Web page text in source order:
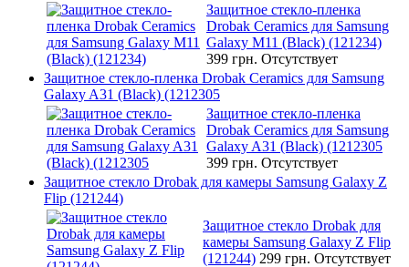
Защитное стекло-пленка
Drobak Ceramics для Samsung
Galaxy M11 (Black) (121234)
399 грн. Отсутствует
Защитное стекло-пленка Drobak Ceramics для Samsung
Galaxy A31 (Black) (1212305
Защитное стекло-пленка
Drobak Ceramics для Samsung
Galaxy A31 (Black) (1212305
399 грн. Отсутствует
Защитное стекло Drobak для камеры Samsung Galaxy Z
Flip (121244)
Защитное стекло Drobak для
камеры Samsung Galaxy Z Flip
(121244) 299 грн. Отсутствует